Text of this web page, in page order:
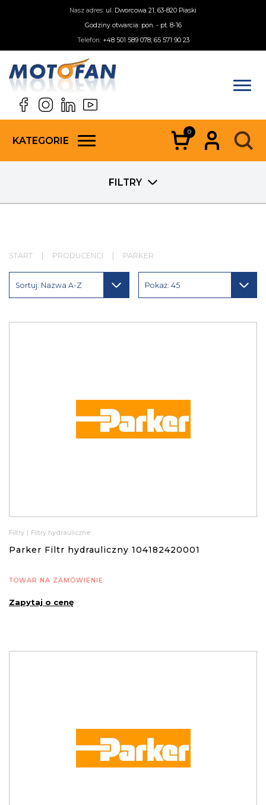
Nasz adres: ul. Dworcowa 21, 63-820 Piaski
Godziny otwarcia: pon. - pt. 8-16
Telefon: +48 501 589 078; 65 571 90 23
KATEGORIE
0
FILTRY
START PRODUCENCI PARKER
Sortuj: Nazwa A-Z Pokaż: 45
Filtry | Filtry hydrauliczne
Parker Filtr hydrauliczny 104182420001
TOWAR NA ZAMÓWIENIE
Zapytaj o cenę